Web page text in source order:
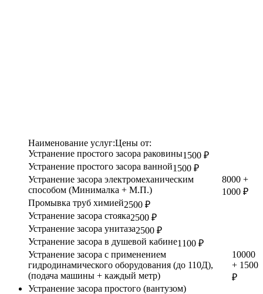
Наименование услуг:Цены от:
Устранение простого засора раковины1500 ₽
Устранение простого засора ванной1500 ₽
Устранение засора электромеханическим
способом (Минималка + М.П.)
8000 +
1000 ₽
Промывка труб химией2500 ₽
Устранение засора стояка2500 ₽
Устранение засора унитаза2500 ₽
Устранение засора в душевой кабине1100 ₽
Устранение засора с применением
гидродинамического оборудования (до 110Д),
(подача машины + каждый метр)
10000
+ 1500
₽
Устранение засора простого (вантузом)